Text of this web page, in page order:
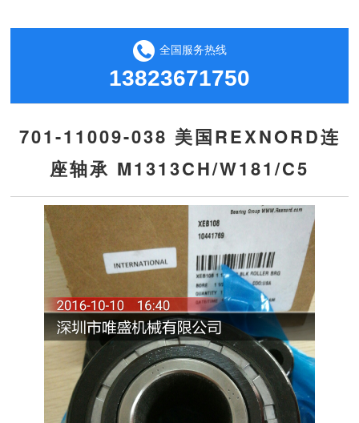
全国服务热线
13823671750
701-11009-038 美国REXNORD连
座轴承 M1313CH/W181/C5